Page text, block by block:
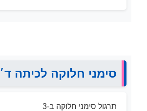
סימני חלוקה לכיתה ד׳
תרגול סימני חלוקה ב-3